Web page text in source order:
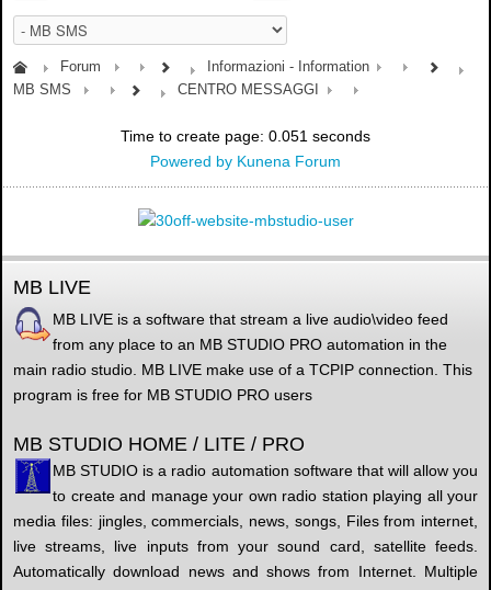
Forum
Informazioni - Information
MB SMS
CENTRO MESSAGGI
Time to create page: 0.051 seconds
Powered by Kunena Forum
MB LIVE
MB LIVE is a software that stream a live audio\video feed
from any place to an MB STUDIO PRO automation in the
main radio studio. MB LIVE make use of a TCPIP connection. This
program is free for MB STUDIO PRO users
MB STUDIO HOME / LITE / PRO
MB STUDIO is a radio automation software that will allow you
to create and manage your own radio station playing all your
media files: jingles, commercials, news, songs, Files from internet,
live streams, live inputs from your sound card, satellite feeds.
Automatically download news and shows from Internet. Multiple